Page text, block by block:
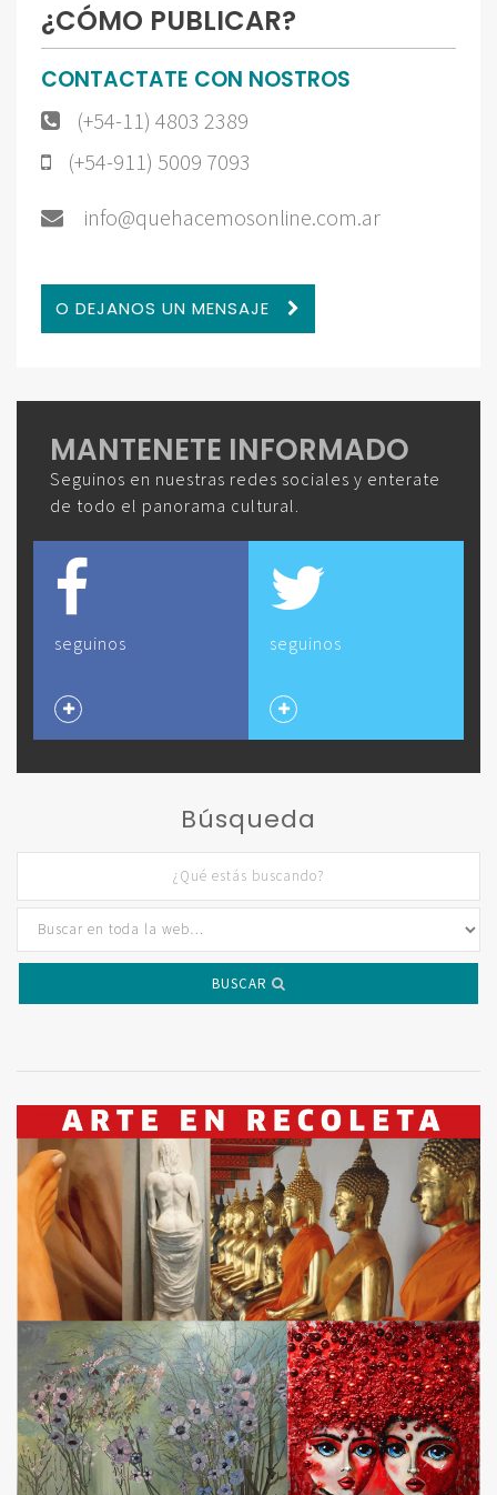
¿CÓMO PUBLICAR?
CONTACTATE CON NOSTROS
(+54-11) 4803 2389
(+54-911) 5009 7093
info@quehacemosonline.com.ar
O DEJANOS UN MENSAJE
MANTENETE INFORMADO
Seguinos en nuestras redes sociales y enterate
de todo el panorama cultural.
seguinos seguinos
Búsqueda
BUSCAR